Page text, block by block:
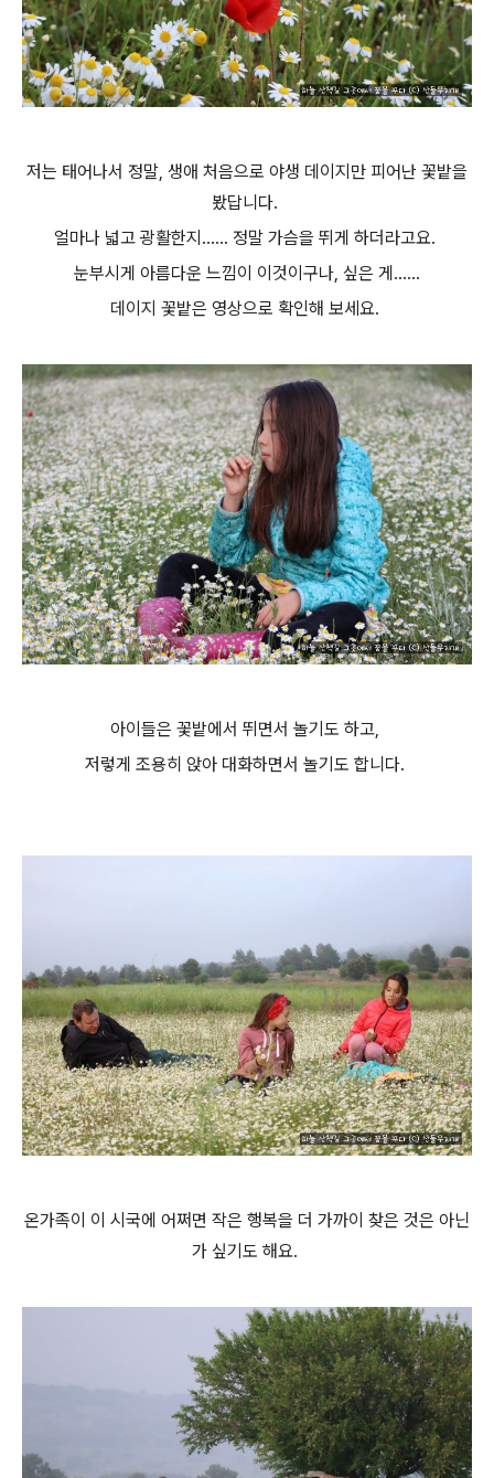
저는 태어나서 정말, 생애 처음으로 야생 데이지만 피어난 꽃밭을
봤답니다.
얼마나 넓고 광활한지...... 정말 가슴을 뛰게 하더라고요.
눈부시게 아름다운 느낌이 이것이구나, 싶은 게......
데이지 꽃밭은 영상으로 확인해 보세요.
아이들은 꽃밭에서 뛰면서 놀기도 하고,
저렇게 조용히 앉아 대화하면서 놀기도 합니다.
온가족이 이 시국에 어쩌면 작은 행복을 더 가까이 찾은 것은 아닌
가 싶기도 해요.